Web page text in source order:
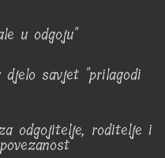
u odgoju"
djelo savjet "prilagodi
odgojitelje, roditelje i